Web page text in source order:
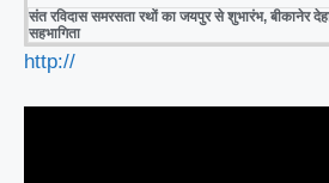
संत रविदास समरसता रथों का जयपुर से शुभारंभ, बीकानेर
सहभागिता
http://